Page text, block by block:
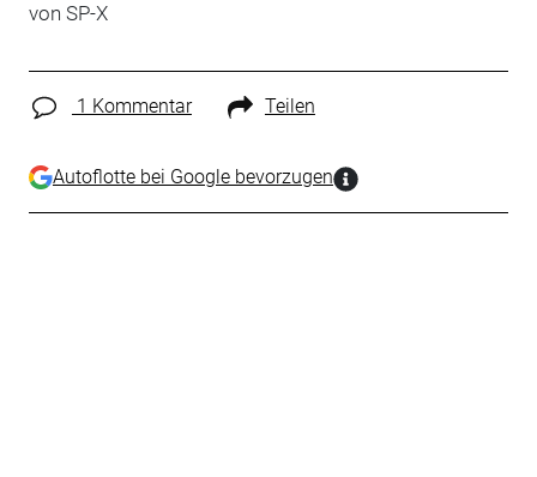
von SP-X
1 Kommentar Teilen
Autoflotte bei Google bevorzugen